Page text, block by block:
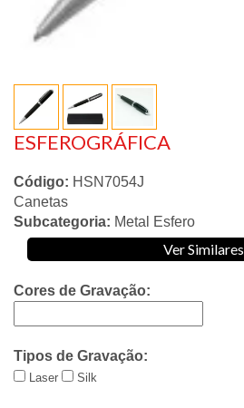
ESFEROGRÁFICA
Código: HSN7054J
Canetas
Subcategoria: Metal Esfero
Ver Similares
Cores de Gravação:
Tipos de Gravação:
Laser Silk